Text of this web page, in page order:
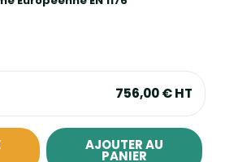
756,00 €HT
AJOUTER AU
PANIER